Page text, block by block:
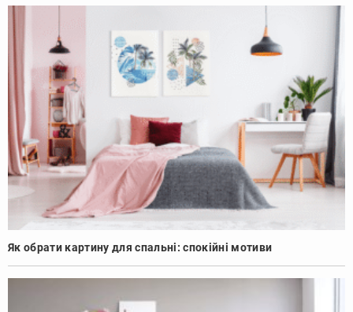
Як обрати картину для спальні: спокійні мотиви